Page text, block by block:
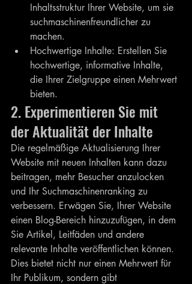
Inhaltsstruktur Ihrer Website, um sie
suchmaschinenfreundlicher zu
machen.
Hochwertige Inhalte: Erstellen Sie
hochwertige, informative Inhalte,
die Ihrer Zielgruppe einen Mehrwert
bieten.
2. Experimentieren Sie mit
der Aktualität der Inhalte
Die regelmäßige Aktualisierung Ihrer
Website mit neuen Inhalten kann dazu
beitragen, mehr Besucher anzulocken
und Ihr Suchmaschinenranking zu
verbessern. Erwägen Sie, Ihrer Website
einen Blog-Bereich hinzuzufügen, in dem
Sie Artikel, Leitfäden und andere
relevante Inhalte veröffentlichen können.
Dies bietet nicht nur einen Mehrwert für
Ihr Publikum, sondern gibt